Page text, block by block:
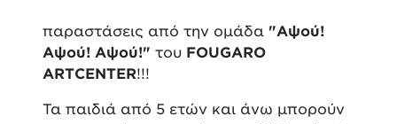
παραστάσεις από την ομάδα "Αψού!
Αψού! Αψού!" του FOUGARO
ARTCENTER!!!
Τα παιδιά από 5 ετών και άνω μπορούν